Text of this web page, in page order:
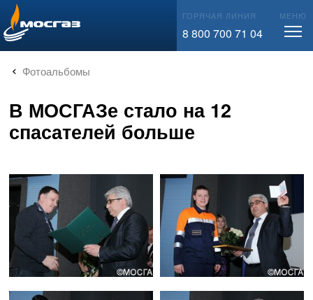
info@mos-gaz.ru ГОРЯЧАЯ ЛИНИЯ
8 800 700 71 04
МЕНЮ
Фотоальбомы
В МОСГАЗе стало на 12
спасателей больше